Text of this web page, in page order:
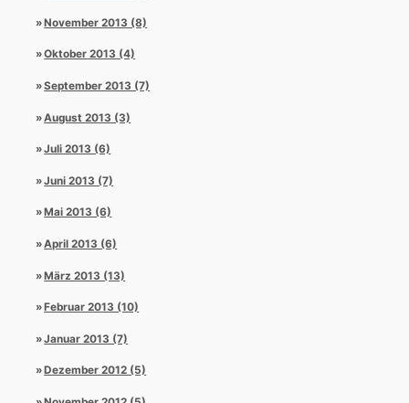
November 2013 (8)
Oktober 2013 (4)
September 2013 (7)
August 2013 (3)
Juli 2013 (6)
Juni 2013 (7)
Mai 2013 (6)
April 2013 (6)
März 2013 (13)
Februar 2013 (10)
Januar 2013 (7)
Dezember 2012 (5)